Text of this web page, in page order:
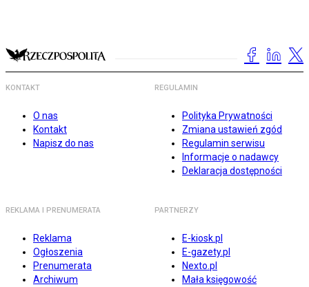
KONTAKT
O nas
Kontakt
Napisz do nas
REGULAMIN
Polityka Prywatności
Zmiana ustawień zgód
Regulamin serwisu
Informacje o nadawcy
Deklaracja dostępności
REKLAMA I PRENUMERATA
Reklama
Ogłoszenia
Prenumerata
Archiwum
PARTNERZY
E-kiosk.pl
E-gazety.pl
Nexto.pl
Mała księgowość